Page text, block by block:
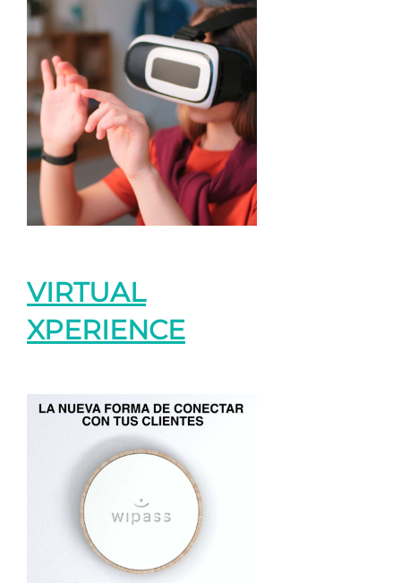
VIRTUAL
XPERIENCE